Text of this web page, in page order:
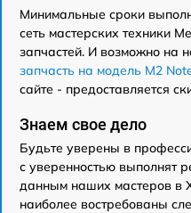
Минимальные сроки
сеть мастерских техники
запчастей. И возможно на
запчасть на модель M2
сайте - предоставляется
Знаем свое дело
Будьте уверены в
с уверенностью выполнят
данным наших мастеров в
наиболее востребованы